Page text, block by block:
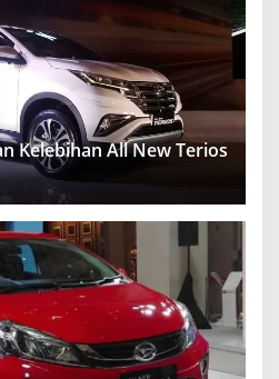
Kelebihan All New Terios